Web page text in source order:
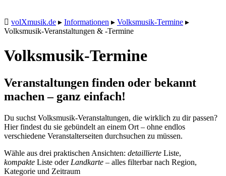
volXmusik.de ▸ Informationen ▸ Volksmusik-Termine ▸
Volksmusik-Veranstaltungen & -Termine
Volksmusik-Termine
Veranstaltungen finden oder bekannt
machen – ganz einfach!
Du suchst Volksmusik-Veranstaltungen, die wirklich zu dir passen?
Hier findest du sie gebündelt an einem Ort – ohne endlos
verschiedene Veranstalterseiten durchsuchen zu müssen.
Wähle aus drei praktischen Ansichten: detaillierte Liste,
kompakte Liste oder Landkarte – alles filterbar nach Region,
Kategorie und Zeitraum